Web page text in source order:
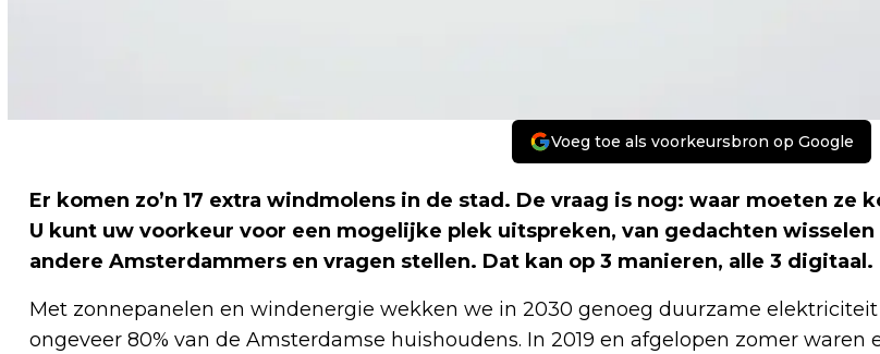
Voeg toe als voorkeursbron op Google
Er komen zo’n 17 extra windmolens in de stad. De vraag is nog: waar moeten ze
U kunt uw voorkeur voor een mogelijke plek uitspreken, van gedachten
andere Amsterdammers en vragen stellen. Dat kan op 3 manieren, alle 3 digitaal.
Met zonnepanelen en windenergie wekken we in 2030 genoeg duurzame
ongeveer 80% van de Amsterdamse huishoudens. In 2019 en afgelopen zomer waren